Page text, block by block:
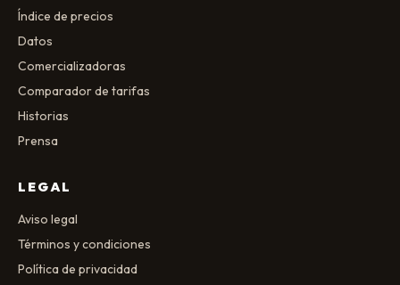
Índice de precios
Datos
Comercializadoras
Comparador de tarifas
Historias
Prensa
LEGAL
Aviso legal
Términos y condiciones
Política de privacidad